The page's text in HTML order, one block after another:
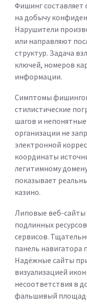
Фишинг
на добычу
Нарушители
или направляют
структур. Задача
ключей, номеров
информации.
Симптомы
стилистические
шагов и
организации не
электронной
координаты
легитимному
показывает
казино.
Липовые веб-сайты
подлинных
сервисов.
панель
Надёжные сайты
визуализацией
несоответствия в
фальшивый